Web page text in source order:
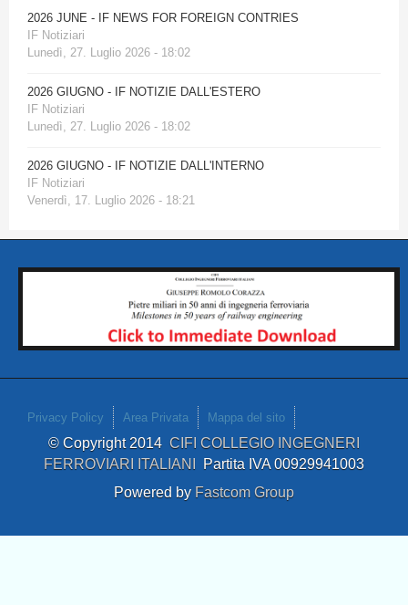
2026 JUNE - IF NEWS FOR FOREIGN CONTRIES
IF Notiziari
Lunedì, 27. Luglio 2026 - 18:02
2026 GIUGNO - IF NOTIZIE DALL'ESTERO
IF Notiziari
Lunedì, 27. Luglio 2026 - 18:02
2026 GIUGNO - IF NOTIZIE DALL'INTERNO
IF Notiziari
Venerdì, 17. Luglio 2026 - 18:21
Privacy Policy Area Privata Mappa del sito
© Copyright 2014 CIFI COLLEGIO INGEGNERI
FERROVIARI ITALIANI Partita IVA 00929941003
Powered by Fastcom Group